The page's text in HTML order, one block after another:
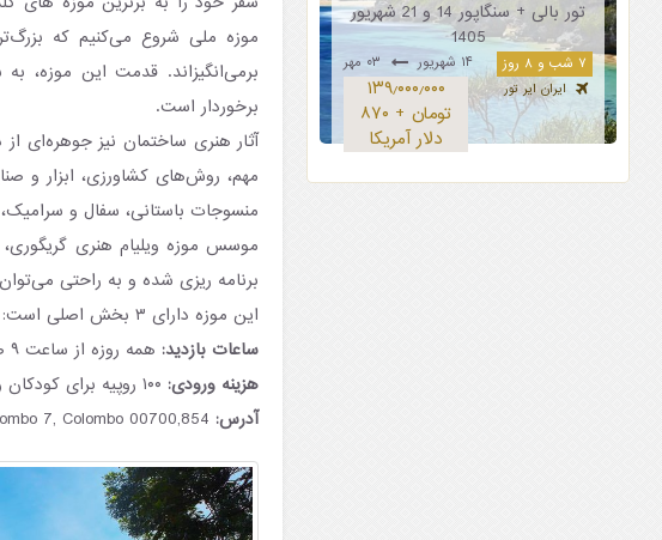
موزه ملی شروع می‌کنیم که
برخوردار است.
آثار هنری ساختمان نیز جوهره‌ای از
مهم، روش‌های کشاورزی، ابزار و
منسوجات باستانی، سفال و
برنامه ریزی شده و به راحتی
این موزه دارای ۳ بخش اصلی است: علوم طبیعی، گالری‌های فرهنگی و فروشگاه هدیه.
ساعات بازدید: همه روزه از ساعت ۹ صبح تا ۱۸
هزینه ورودی:
آدرس:
تور بالی + سنگاپور 14 و 21 شهریور
1405
۷ شب و ۸ روز ۱۴ شهریور
ایران ایر تور
۱۳۹٫۰۰۰٫۰۰۰
تومان + ۸۷۰
دلار آمریکا